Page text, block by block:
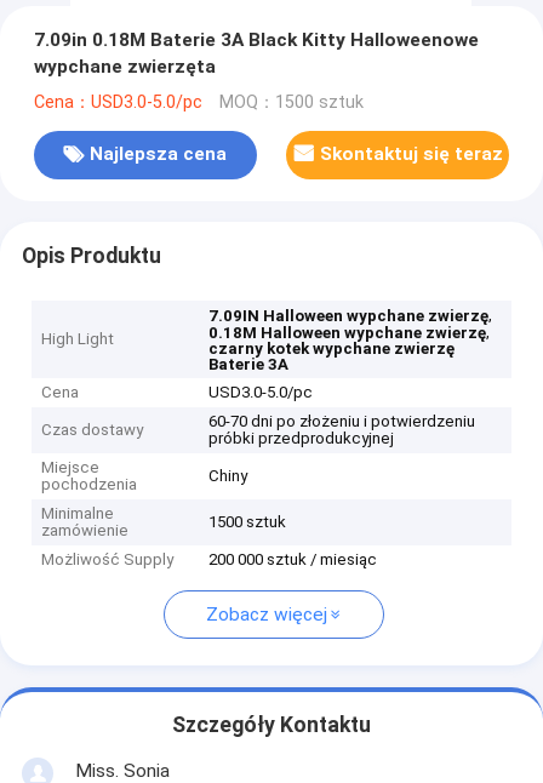
7.09in 0.18M Baterie 3A Black Kitty Halloweenowe
wypchane zwierzęta
Cena：USD3.0-5.0/pc MOQ：1500 sztuk
Najlepsza cena Skontaktuj się teraz
Opis Produktu
High Light
7.09IN Halloween wypchane zwierzę,
0.18M Halloween wypchane zwierzę,
czarny kotek wypchane zwierzę
Baterie 3A
Cena
USD3.0-5.0/pc
Czas dostawy
60-70 dni po złożeniu i potwierdzeniu
próbki przedprodukcyjnej
Miejsce
pochodzenia
Chiny
Minimalne
zamówienie
1500 sztuk
Możliwość Supply 200 000 sztuk / miesiąc
Zobacz więcej
Szczegóły Kontaktu
Miss. Sonia